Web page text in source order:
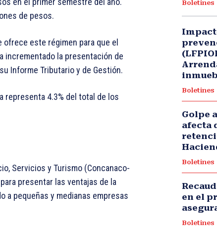
de pesos.
ofrece este régimen para que el
incrementado la presentación de
Informe Tributario y de Gestión.
representa 4.3% del total de los
Servicios y Turismo (Concanaco-
presentar las ventajas de la
a pequeñas y medianas empresas
Boletines
Boletines
Golpe
afecta
Boletines
en el
Boletines